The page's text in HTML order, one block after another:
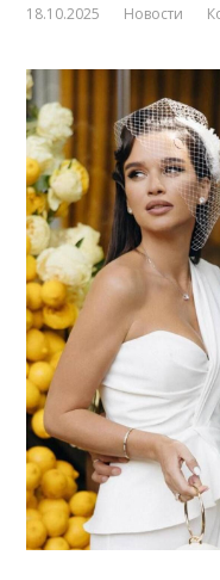
18.10.2025 Новости